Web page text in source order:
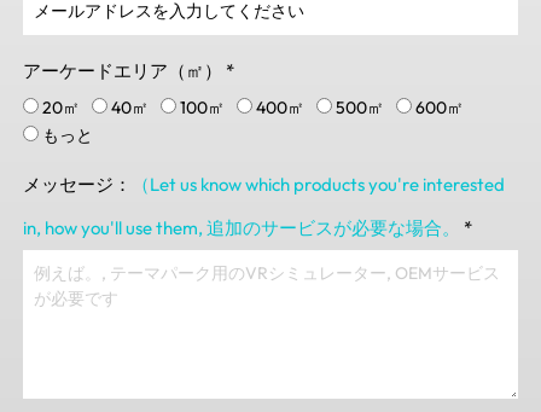
アーケードエリア（㎡） *
20㎡ 40㎡ 100㎡ 400㎡ 500㎡
600㎡
もっと
メッセージ：
（Let us know which products you're interested
in, how you'll use them, 追加のサービスが必要な場合。 *